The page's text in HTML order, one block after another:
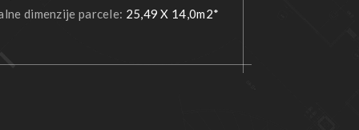
dimenzije parcele: 25,49 X 14,0m2*